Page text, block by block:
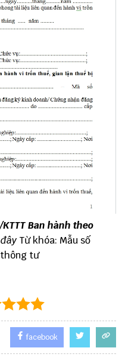
KTTT Ban hành theo
Từ khóa: Mẫu số
thông tư
facebook